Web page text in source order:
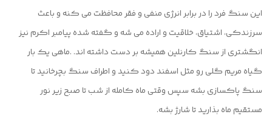
این سنگ فرد را در برابر انرژی منفی و فقر محافظت می کنه و باعث
سرزندکی، اشتیاق، خلاقیت و اراده می شه و گفته شده پیامبر اکرم نیز
انگشتری از سنگ کارنلین همیشه بر دست داشته اند. .ماهی یک بار
گیاه مریم گلی رو مثل اسفند دود کنید و اطراف سنگ بچرخانید تا
سنگ پاکسازی بشه سپس وقتی ماه کامله از شب تا صبح زیر نور
مستقیم ماه بذارید تا شارژ بشه.